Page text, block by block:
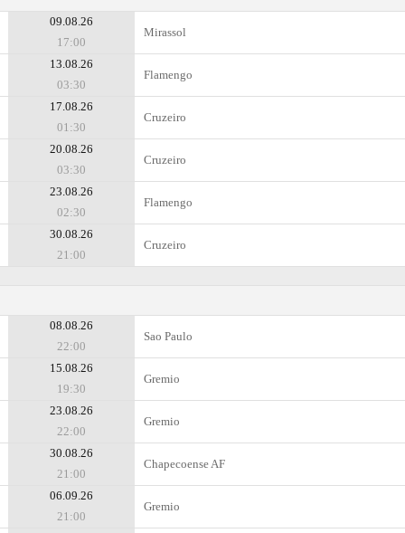
09.08.26
17:00
Mirassol
13.08.26
03:30
Flamengo
17.08.26
01:30
Cruzeiro
20.08.26
03:30
Cruzeiro
23.08.26
02:30
Flamengo
30.08.26
21:00
Cruzeiro
08.08.26
22:00
Sao Paulo
15.08.26
19:30
Gremio
23.08.26
22:00
Gremio
30.08.26
21:00
Chapecoense AF
06.09.26
21:00
Gremio